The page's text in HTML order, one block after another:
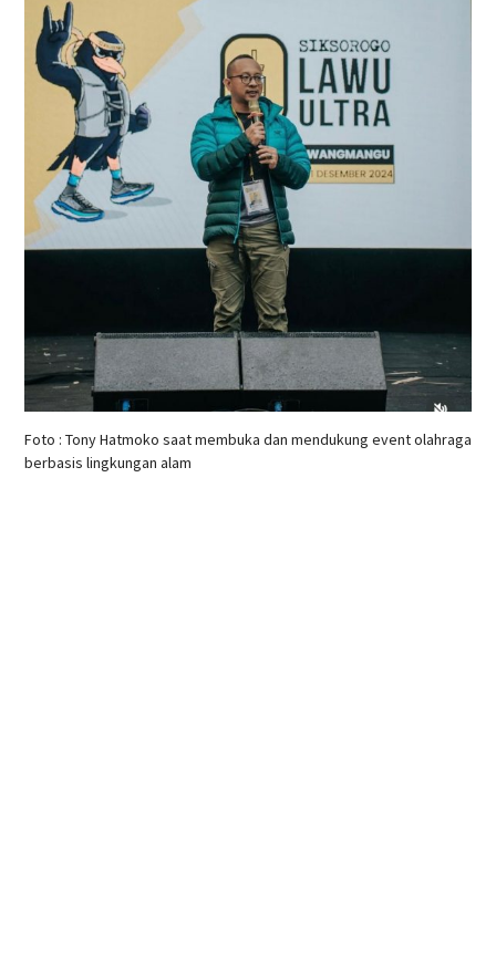
Foto : Tony Hatmoko saat membuka dan mendukung event olahraga
berbasis lingkungan alam